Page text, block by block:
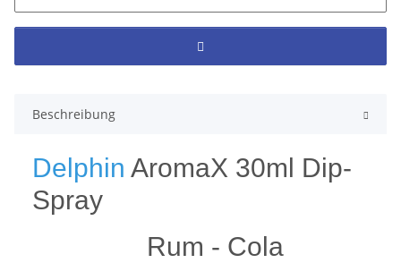
Beschreibung
Delphin AromaX 30ml Dip-
Spray
Rum - Cola